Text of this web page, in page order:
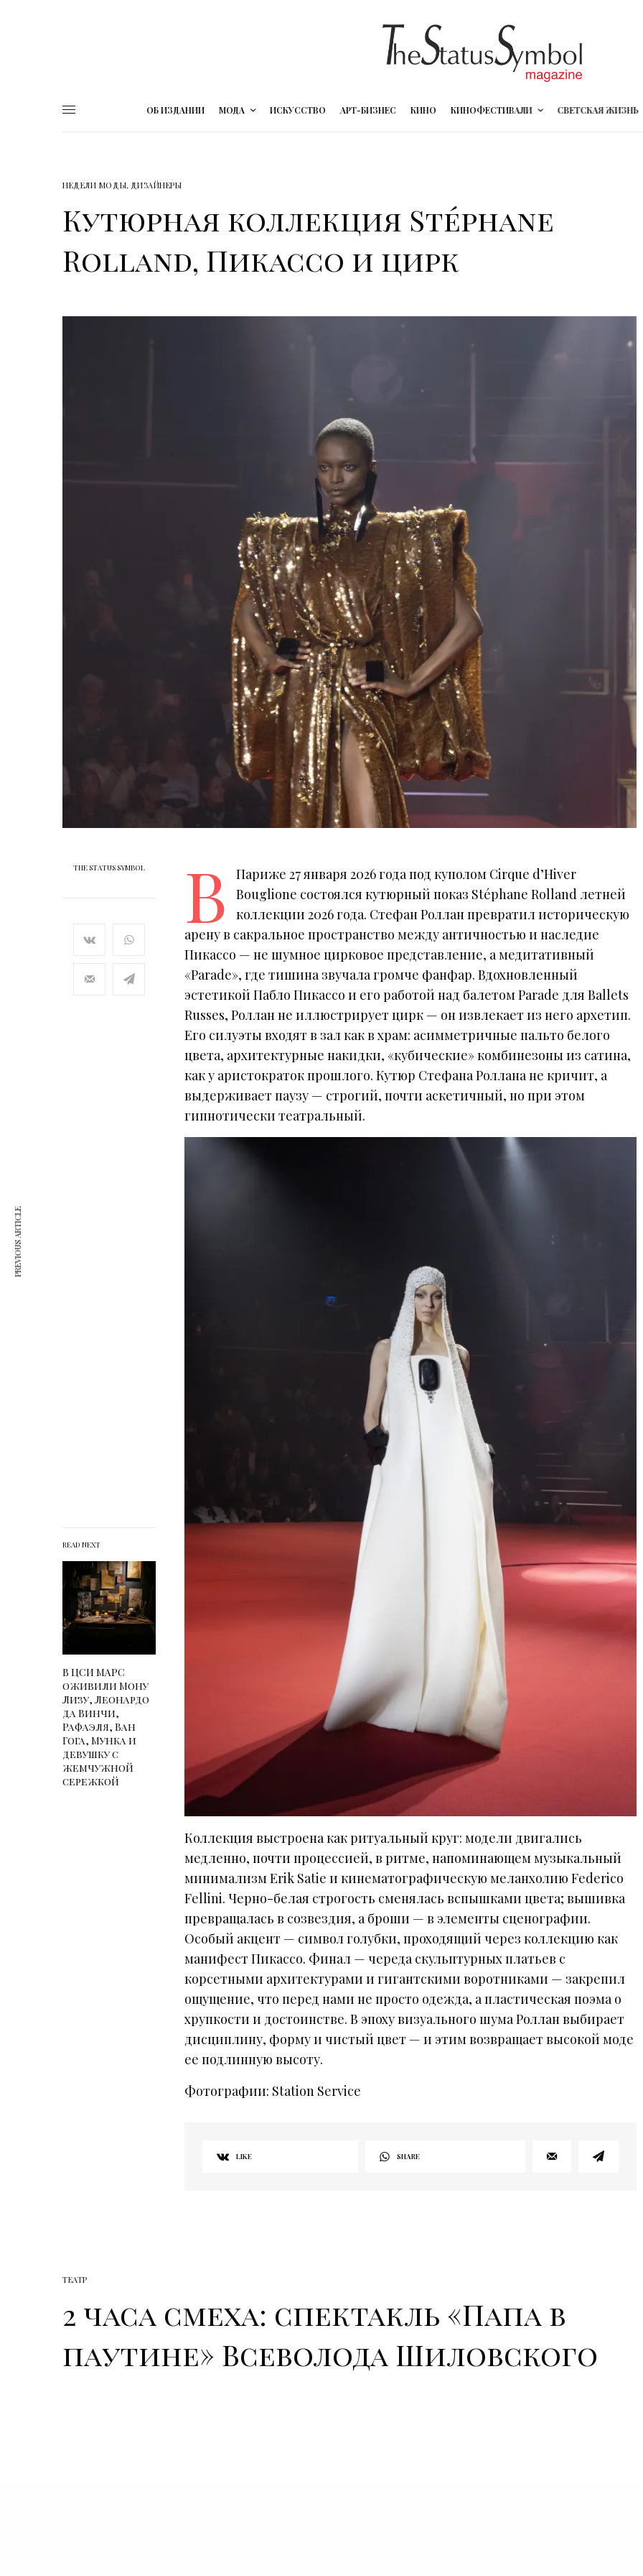
ОБ ИЗДАНИИ МОДА ИСКУССТВО АРТ-БИЗНЕС КИНО КИНОФЕСТИВАЛИ СВЕТСКАЯ ЖИЗНЬ
НЕДЕЛИ МОДЫ, ДИЗАЙНЕРЫ
Кутюрная коллекция Stéphane
Rolland, Пикассо и цирк
THE STATUS SYMBOL
READ NEXT
В ЦСИ МАРС
оживили Мону
Лизу, Леонардо
да Винчи,
Рафаэля, Ван
Гога, Мунка и
девушку с
жемчужной
сережкой
В
Париже 27 января 2026 года под куполом Cirque d’Hiver
Bouglione состоялся кутюрный показ Stéphane Rolland летней
коллекции 2026 года. Стефан Роллан превратил историческую
арену в сакральное пространство между античностью и наследие
Пикассо — не шумное цирковое представление, а медитативный
«Parade», где тишина звучала громче фанфар. Вдохновленный
эстетикой Пабло Пикассо и его работой над балетом Parade для Ballets
Russes, Роллан не иллюстрирует цирк — он извлекает из него архетип.
Его силуэты входят в зал как в храм: асимметричные пальто белого
цвета, архитектурные накидки, «кубические» комбинезоны из сатина,
как у аристократок прошлого. Кутюр Стефана Роллана не кричит, а
выдерживает паузу — строгий, почти аскетичный, но при этом
гипнотически театральный.
Коллекция выстроена как ритуальный круг: модели двигались
медленно, почти процессией, в ритме, напоминающем музыкальный
минимализм Erik Satie и кинематографическую меланхолию Federico
Fellini. Черно-белая строгость сменялась вспышками цвета; вышивка
превращалась в созвездия, а броши — в элементы сценографии.
Особый акцент — символ голубки, проходящий через коллекцию как
манифест Пикассо. Финал — череда скульптурных платьев с
корсетными архитектурами и гигантскими воротниками — закрепил
ощущение, что перед нами не просто одежда, а пластическая поэма о
хрупкости и достоинстве. В эпоху визуального шума Роллан выбирает
дисциплину, форму и чистый цвет — и этим возвращает высокой моде
ее подлинную высоту.
Фотографии: Station Service
LIKE SHARE
PREVIOUS ARTICLE
ТЕАТР
2 часа смеха: спектакль «Папа в
паутине» Всеволода Шиловского